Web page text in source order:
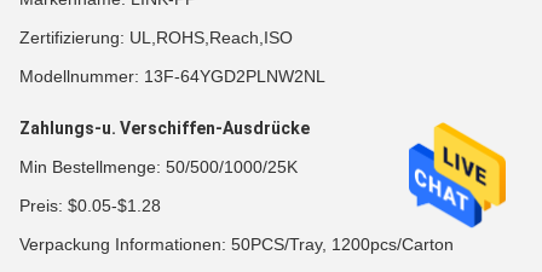
Zertifizierung: UL,ROHS,Reach,ISO
Modellnummer: 13F-64YGD2PLNW2NL
Zahlungs-u. Verschiffen-Ausdrücke
Min Bestellmenge: 50/500/1000/25K
Preis: $0.05-$1.28
Verpackung Informationen: 50PCS/Tray, 1200pcs/Carton